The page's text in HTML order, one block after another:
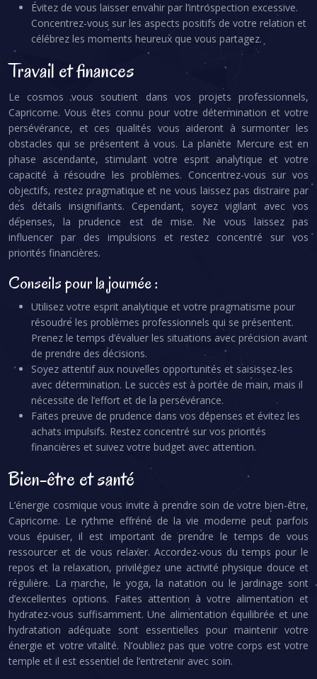
Évitez de vous laisser envahir par l’introspection excessive.
Concentrez-vous sur les aspects positifs de votre relation et
célébrez les moments heureux que vous partagez.
Travail et finances
Le cosmos vous soutient dans vos projets professionnels,
Capricorne. Vous êtes connu pour votre détermination et votre
persévérance, et ces qualités vous aideront à surmonter les
obstacles qui se présentent à vous. La planète Mercure est en
phase ascendante, stimulant votre esprit analytique et votre
capacité à résoudre les problèmes. Concentrez-vous sur vos
objectifs, restez pragmatique et ne vous laissez pas distraire par
des détails insignifiants. Cependant, soyez vigilant avec vos
dépenses, la prudence est de mise. Ne vous laissez pas
influencer par des impulsions et restez concentré sur vos
priorités financières.
Conseils pour la journée :
Utilisez votre esprit analytique et votre pragmatisme pour
résoudre les problèmes professionnels qui se présentent.
Prenez le temps d’évaluer les situations avec précision avant
de prendre des décisions.
Soyez attentif aux nouvelles opportunités et saisissez-les
avec détermination. Le succès est à portée de main, mais il
nécessite de l’effort et de la persévérance.
Faites preuve de prudence dans vos dépenses et évitez les
achats impulsifs. Restez concentré sur vos priorités
financières et suivez votre budget avec attention.
Bien-être et santé
L’énergie cosmique vous invite à prendre soin de votre bien-être,
Capricorne. Le rythme effréné de la vie moderne peut parfois
vous épuiser, il est important de prendre le temps de vous
ressourcer et de vous relaxer. Accordez-vous du temps pour le
repos et la relaxation, privilégiez une activité physique douce et
régulière. La marche, le yoga, la natation ou le jardinage sont
d’excellentes options. Faites attention à votre alimentation et
hydratez-vous suffisamment. Une alimentation équilibrée et une
hydratation adéquate sont essentielles pour maintenir votre
énergie et votre vitalité. N’oubliez pas que votre corps est votre
temple et il est essentiel de l’entretenir avec soin.